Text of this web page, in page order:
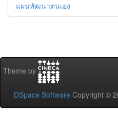
แผนพัฒนาตนเอง
Theme by
DSpace Software Copyright ©